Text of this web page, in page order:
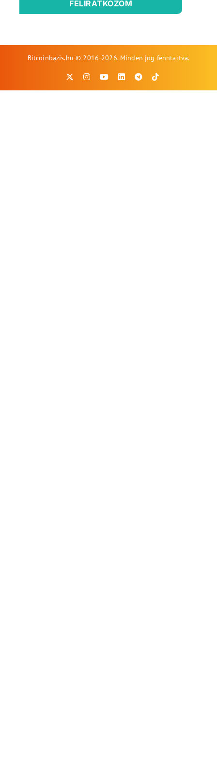
FELIRATKOZOM
Bitcoinbazis.hu © 2016-2026. Minden jog fenntartva.